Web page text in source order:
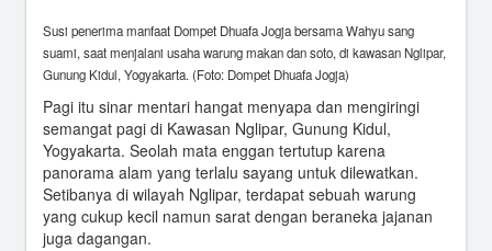
Susi penerima manfaat Dompet Dhuafa Jogja bersama Wahyu sang
suami, saat menjalani usaha warung makan dan soto, di kawasan Nglipar,
Gunung Kidul, Yogyakarta. (Foto: Dompet Dhuafa Jogja)
Pagi itu sinar mentari hangat menyapa dan mengiringi
semangat pagi di Kawasan Nglipar, Gunung Kidul,
Yogyakarta. Seolah mata enggan tertutup karena
panorama alam yang terlalu sayang untuk dilewatkan.
Setibanya di wilayah Nglipar, terdapat sebuah warung
yang cukup kecil namun sarat dengan beraneka jajanan
juga dagangan.